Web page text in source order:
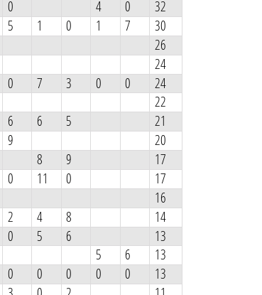
0 4 0
32
5 1 0 1 7
30
26
24
0 7 3 0 0
24
22
6 6 5
21
9
20
8 9
17
0 11 0
17
16
2 4 8
14
0 5 6
13
5 6
13
0 0 0 0 0
13